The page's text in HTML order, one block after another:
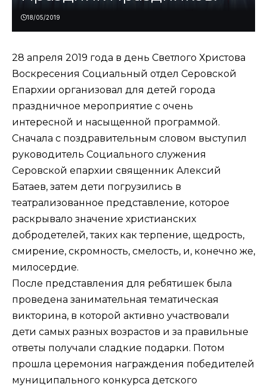
18/05/2019
28 апреля 2019 года в день Светлого Христова
Воскресения Социальный отдел Серовской
Епархии организовал для детей города
праздничное мероприятие с очень
интересной и насыщенной программой.
Сначала с поздравительным словом выступил
руководитель Социального служения
Серовской епархии священник Алексий
Батаев, затем дети погрузились в
театрализованное представление, которое
раскрывало значение христианских
добродетелей, таких как терпение, щедрость,
смирение, скромность, смелость, и, конечно же,
милосердие.
После представления для ребятишек была
проведена занимательная тематическая
викторина, в которой активно участвовали
дети самых разных возрастов и за правильные
ответы получали сладкие подарки. Потом
прошла церемония награждения победителей
муниципального конкурса детского